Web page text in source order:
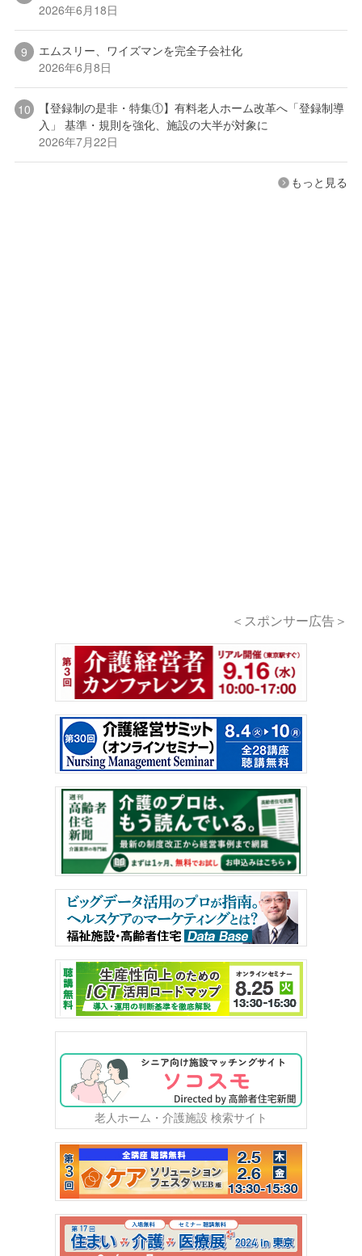
2026年6月18日
エムスリー、ワイズマンを完全子会社化
2026年6月8日
【登録制の是非・特集①】有料老人ホーム改革へ「登録制導
入」 基準・規則を強化、施設の大半が対象に
2026年7月22日
もっと見る
＜スポンサー広告＞
老人ホーム・介護施設 検索サイト